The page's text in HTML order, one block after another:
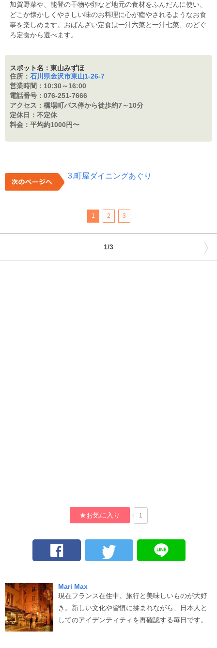
加賀野菜や、能登の干物や卵など地元の食材をふんだんに使い、
どこか懐かしくやさしい味のお料理に心が癒やされるようなお食
事を楽しめます。おばんざい定食は一汁六菜と一汁七菜、のどぐ
ろ定食から選べます。
スポット名：東山みずほ
住所： 石川県金沢市東山1-26-7
営業時間： 10:30～16:00
電話番号： 076-251-7666
アクセス： 橋場町バス停から徒歩約7～10分
定休日： 不定休
料金： 平均約1000円〜
3.町屋ダイニングあぐり
1 2 3
1/3 〉
★お気に入り 1
Mari Max
現在フランス在住中。旅行と美味しいものが大好
き。新しい文化や習慣に揉まれながら、日本人と
してのアイデンティティを再確認する毎日です。